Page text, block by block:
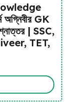
GK
| SSC,
TET,